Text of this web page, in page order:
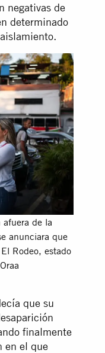
negativas de
determinado
afuera de la
anunciara que
Rodeo, estado
que su
finalmente
en el que